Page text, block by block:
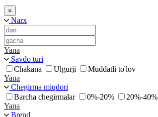
×
Narx
Yana
Savdo turi
Chakana
Ulgurji
Muddatli to'lov
Yana
Chegirma miqdori
Barcha chegirmalar
0%-20% 20%-40%
Yana
Brend